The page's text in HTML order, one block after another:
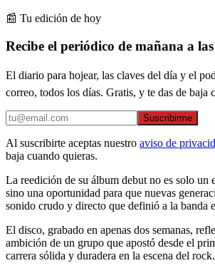
📰 Tu edición de hoy
Recibe el periódico de mañana a
El diario para hojear, las claves del día y el
correo, todos los días. Gratis, y te das de baja
Suscribirme
Al suscribirte aceptas nuestro aviso de
baja cuando quieras.
La reedición de su álbum debut no es solo un
sino una oportunidad para que nuevas
sonido crudo y directo que definió a la banda
El disco, grabado en apenas dos semanas,
ambición de un grupo que apostó desde el
carrera sólida y duradera en la escena del rock.